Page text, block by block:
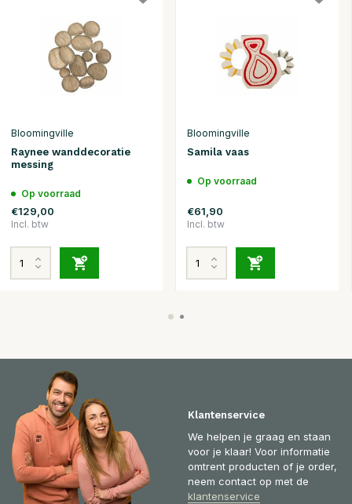
Bloomingville
Raynee wanddecoratie
messing
Op voorraad
€129,00
Incl. btw
Bloomingville
Samila vaas
Op voorraad
€61,90
Incl. btw
Klantenservice
We helpen je graag en staan
voor je klaar! Voor informatie
omtrent producten of je order,
neem contact op met de
klantenservice